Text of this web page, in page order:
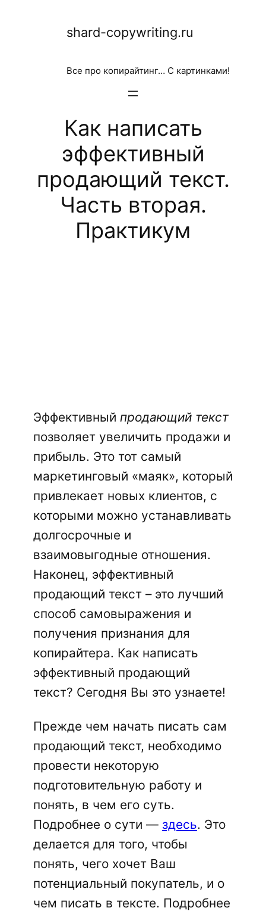
shard-copywriting.ru
Все про копирайтинг… С картинками!
Как написать
эффективный
продающий текст.
Часть вторая.
Практикум
Эффективный продающий текст
позволяет увеличить продажи и
прибыль. Это тот самый
маркетинговый «маяк», который
привлекает новых клиентов, с
которыми можно устанавливать
долгосрочные и
взаимовыгодные отношения.
Наконец, эффективный
продающий текст – это лучший
способ самовыражения и
получения признания для
копирайтера. Как написать
эффективный продающий
текст? Сегодня Вы это узнаете!
Прежде чем начать писать сам
продающий текст, необходимо
провести некоторую
подготовительную работу и
понять, в чем его суть.
Подробнее о сути — здесь. Это
делается для того, чтобы
понять, чего хочет Ваш
потенциальный покупатель, и о
чем писать в тексте. Подробнее